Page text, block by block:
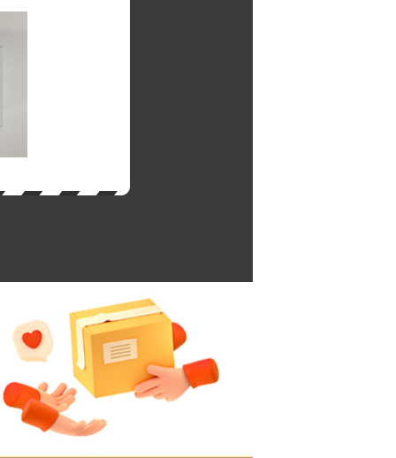
라이프 하